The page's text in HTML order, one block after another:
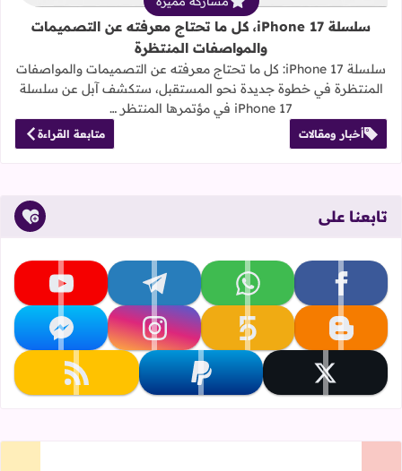
سلسلة iPhone 17، كل ما تحتاج معرفته عن التصميمات
والمواصفات المنتظرة
سلسلة iPhone 17: كل ما تحتاج معرفته عن التصميمات والمواصفات
المنتظرة في خطوة جديدة نحو المستقبل، ستكشف آبل عن سلسلة
iPhone 17 في مؤتمرها المنتظر …
أخبار ومقالات متابعة القراءة
تابعنا على
تابعنا على facebook تابعنا على whatsapp تابعنا على telegram تابعنا على youtube
تابعنا على blogger تابعنا على khamsat تابعنا على instagram تابعنا على messenger
تابعنا على x تابعنا على paypal تابعنا على rss